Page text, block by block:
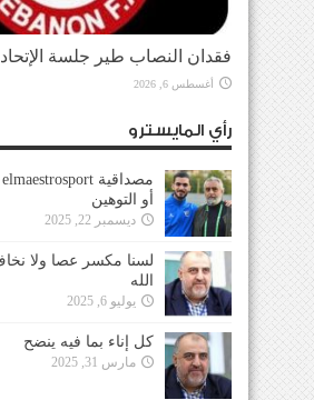
فقدان النصاب طير جلسة الإتحاد
أغسطس 6, 2026
رأي المايسترو
أو التوهين
ديسمبر 22, 2025
لسنا مكسر عصا ولا
الله
يوليو 6, 2025
كل إناء بما فيه ينضح
مارس 31, 2025